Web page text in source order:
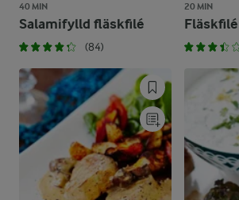
40 MIN
Salamifylld fläskfilé
(84)
20 MIN